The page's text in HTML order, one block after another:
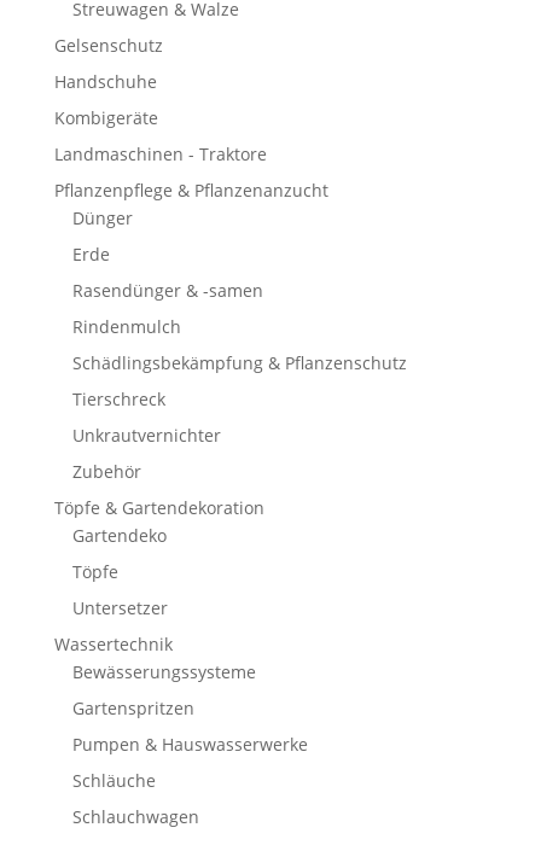
Streuwagen & Walze
Gelsenschutz
Handschuhe
Kombigeräte
Landmaschinen - Traktore
Pflanzenpflege & Pflanzenanzucht
Dünger
Erde
Rasendünger & -samen
Rindenmulch
Schädlingsbekämpfung & Pflanzenschutz
Tierschreck
Unkrautvernichter
Zubehör
Töpfe & Gartendekoration
Gartendeko
Töpfe
Untersetzer
Wassertechnik
Bewässerungssysteme
Gartenspritzen
Pumpen & Hauswasserwerke
Schläuche
Schlauchwagen